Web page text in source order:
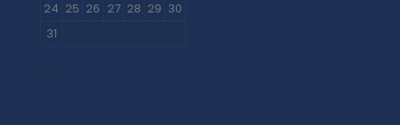
24 25 26 27 28 29 30
31